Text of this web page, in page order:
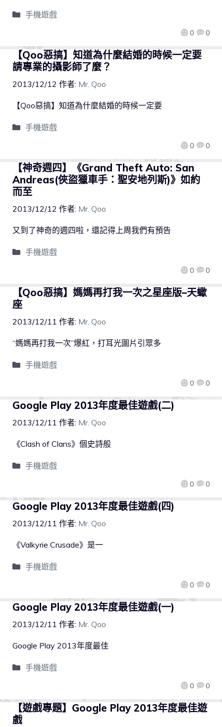
0 0
手機遊戲
【Qoo惡搞】知道為什麼結婚的時候一定要
請專業的攝影師了麼？
2013/12/12 作者: Mr. Qoo
0 0
【Qoo惡搞】知道為什麼結婚的時候一定要
手機遊戲
【神奇週四】《Grand Theft Auto: San
Andreas(俠盜獵車手：聖安地列斯)》如約
而至
2013/12/12 作者: Mr. Qoo
0 0
又到了神奇的週四啦，還記得上周我們有預告
手機遊戲
【Qoo惡搞】媽媽再打我一次之星座版–天蠍
座
2013/12/11 作者: Mr. Qoo
0 0
“媽媽再打我一次”爆紅，打耳光圖片引眾多
手機遊戲
Google Play 2013年度最佳遊戲(二)
2013/12/11 作者: Mr. Qoo
0 0
《Clash of Clans》個史詩般
手機遊戲
Google Play 2013年度最佳遊戲(四)
2013/12/11 作者: Mr. Qoo
0 0
《Valkyrie Crusade》是一
手機遊戲
Google Play 2013年度最佳遊戲(一)
2013/12/11 作者: Mr. Qoo
0 0
Google Play 2013年度最佳
手機遊戲
【遊戲專題】Google Play 2013年度最佳遊
戲